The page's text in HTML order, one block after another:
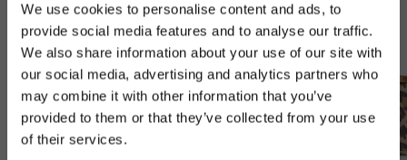
We use cookies to personalise content and ads, to
provide social media features and to analyse our traffic.
We also share information about your use of our site with
our social media, advertising and analytics partners who
may combine it with other information that you’ve
provided to them or that they’ve collected from your use
of their services.